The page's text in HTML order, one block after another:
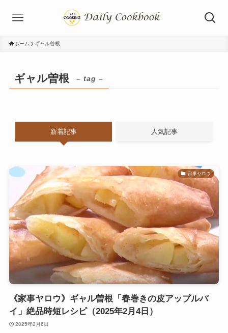
ホーム ギャル曽根
ギャル曽根 – tag –
新着記事 人気記事
家事ヤロウ
《家事ヤロウ》ギャル曽根「春巻きの皮アップルパ
イ」絶品時短レシピ（2025年2月4日）
2025年2月6日